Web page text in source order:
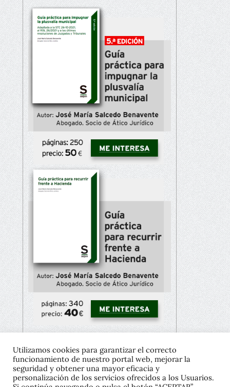
Copyright © 2021 José María Salcedo
Diseño gráfico:Javier Pavón
Utilizamos cookies para garantizar el correcto
funcionamiento de nuestro portal web, mejorar la
seguridad y obtener una mayor eficacia y
personalización de los servicios ofrecidos a los Usuarios.